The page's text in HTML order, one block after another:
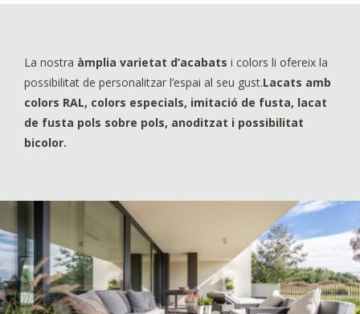
La nostra àmplia varietat d’acabats i colors li ofereix la
possibilitat de personalitzar l’espai al seu gust.Lacats amb
colors RAL, colors especials, imitació de fusta, lacat
de fusta pols sobre pols, anoditzat i possibilitat
bicolor.